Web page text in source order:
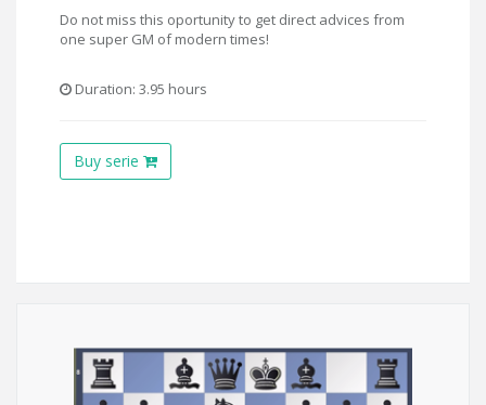
Do not miss this oportunity to get direct advices from
one super GM of modern times!
Duration: 3.95 hours
Buy serie